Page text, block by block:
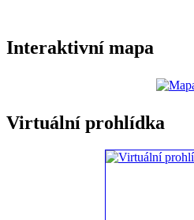
Interaktivní mapa
Virtuální prohlídka